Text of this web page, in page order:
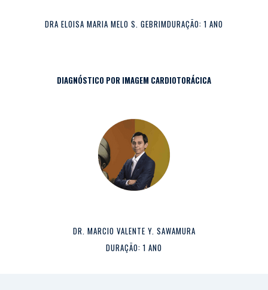
DRA ELOISA MARIA MELO S. GEBRIMDURAÇÃO: 1 ANO
DIAGNÓSTICO POR IMAGEM CARDIOTORÁCICA
DR. MARCIO VALENTE Y. SAWAMURA
DURAÇÃO: 1 ANO